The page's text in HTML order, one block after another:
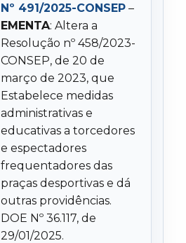
Nº 491/2025-CONSEP –
EMENTA: Altera a
Resolução nº 458/2023-
CONSEP, de 20 de
março de 2023, que
Estabelece medidas
administrativas e
educativas a torcedores
e espectadores
frequentadores das
praças desportivas e dá
outras providências.
DOE Nº 36.117, de
29/01/2025.